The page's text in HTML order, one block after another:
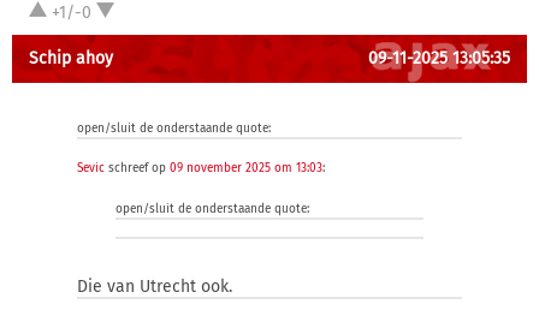
+1/-0
Schip ahoy 09-11-2025 13:05:35
open/sluit de onderstaande quote:
Sevic schreef op 09 november 2025 om 13:03:
open/sluit de onderstaande quote:
Die van Utrecht ook.